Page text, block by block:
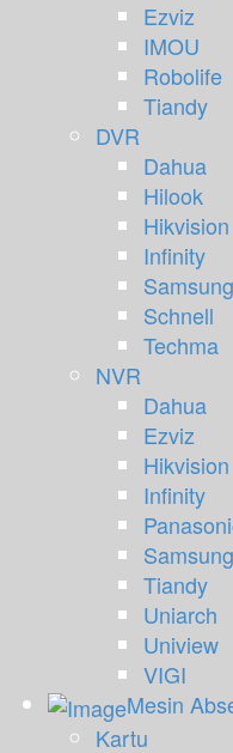
Ezviz
IMOU
Robolife
Tiandy
DVR
Dahua
Hilook
Hikvision
Infinity
Schnell
Techma
NVR
Dahua
Ezviz
Hikvision
Infinity
Tiandy
Uniarch
Uniview
VIGI
Mesin
Kartu